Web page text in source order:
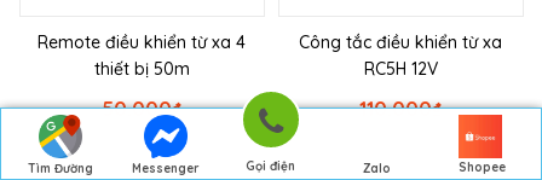
Tìm Đường
Messenger Gọi điện Zalo Shopee
Remote điều khiển từ xa 4
thiết bị 50m
₫
50.000
Công tắc điều khiển từ xa
RC5H 12V
₫
110.000